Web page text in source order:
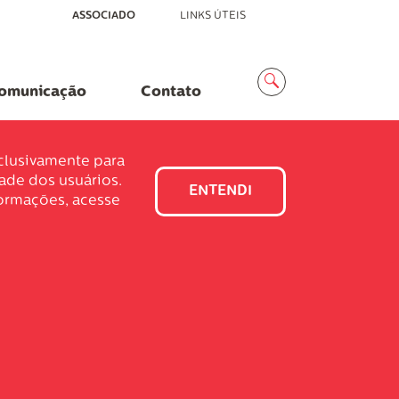
MenuASSOCIADO LINKS ÚTEIS
Contato
Busca
para
dos usuários.
acesse
ENTENDI